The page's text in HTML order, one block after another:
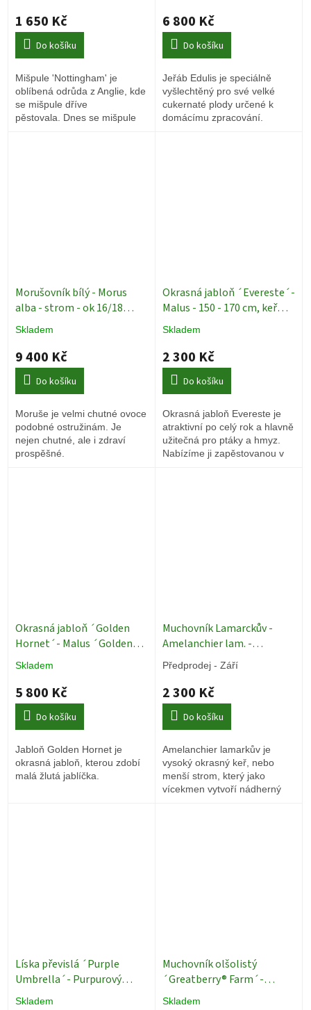
1 650 Kč
Do košíku
Mišpule 'Nottingham' je
oblíbená odrůda z Anglie, kde
se mišpule dříve
pěstovala.
Dnes se mišpule
6 800 Kč
Do košíku
Jeřáb Edulis je speciálně
vyšlechtěný pro své velké
cukernaté plody určené k
domácímu zpracování.
Morušovník bílý - Morus
alba - strom - ok 16/18
Ovocné vzrostlé stromy
Skladem
9 400 Kč
Do košíku
Moruše je velmi chutné ovoce
podobné ostružinám. Je
nejen chutné, ale i zdraví
prospěšné.
Okrasná jabloň ´Evereste´-
Malus - 150 - 170 cm, keř
Okrasné keře
Skladem
2 300 Kč
Do košíku
Okrasná jabloň Evereste je
atraktivní po celý rok a hlavně
užitečná pro ptáky a hmyz.
Nabízíme ji zapěstovanou v
Okrasná jabloň ´Golden
Hornet´- Malus ´Golden
Hornet´ - 220 cm
Skladem
5 800 Kč
Do košíku
Jabloň Golden Hornet je
okrasná jabloň, kterou zdobí
malá žlutá jablíčka.
Muchovník Lamarckův -
Amelanchier lam. -
vícekmen - 12lokrasné
stromy
Předprodej - Září
2 300 Kč
Do košíku
Amelanchier lamarkův je
vysoký okrasný keř, nebo
menší strom, který jako
vícekmen vytvoří nádherný
Líska převislá ´Purple
Umbrella´- Purpurový
deštník - vk 190 cm, ok
Skladem
Muchovník olšolistý
´Greatberry® Farm´-
vícekmen - 180 - 220 cm
Skladem